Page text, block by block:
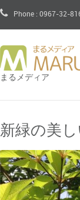
Phone : 0967-32-
まるメディア
新緑の美